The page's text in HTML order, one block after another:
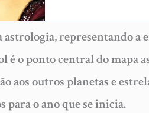
representando a
é o ponto central do
aos outros planetas e
para o ano que se inicia.